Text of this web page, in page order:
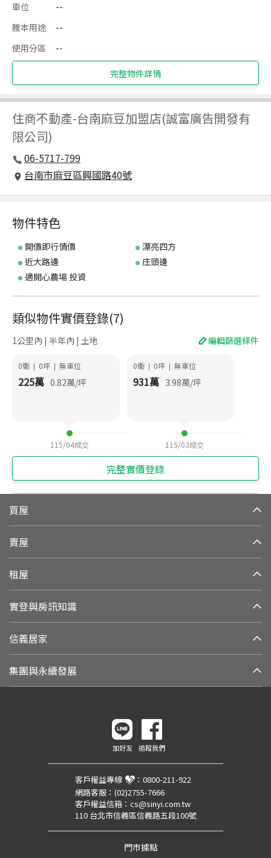
車位
--
謄本用途
--
使用分區
--
完整物件詳情
住商不動產-台南麻豆加盟店(誠富廣告開發有
限公司)
06-5717-799
台南市麻豆區興國路40號
物件特色
開價即行情價
漂亮四方
近大路邊
庄頭邊
適開心農場 投資
類似物件實價登錄(7)
1公里內 | 半年內 | 土地 編輯篩選條件
0衛 | 0坪 | 無車位
225萬 0.82萬/坪
115/04成交
0衛 | 0坪 | 無車位
931萬 3.98萬/坪
115/03成交
完整實價登錄
買屋
賣屋
租屋
實登與房訊知識
信義居家
集團與永續發展
加好友 追蹤我們
客戶權益專線 ： 0800-211-922
網路客服： (02)2755-7666
客戶權益信箱： cs@sinyi.com.tw
110 台北市信義區信義路五段100號
門市據點